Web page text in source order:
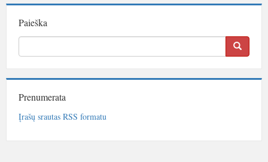
Paieška
Prenumerata
Įrašų srautas RSS formatu